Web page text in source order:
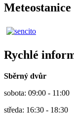
Rychlé
Sběrný dvůr
sobota: 09:00 - 11:00
středa: 16:30 - 18:30